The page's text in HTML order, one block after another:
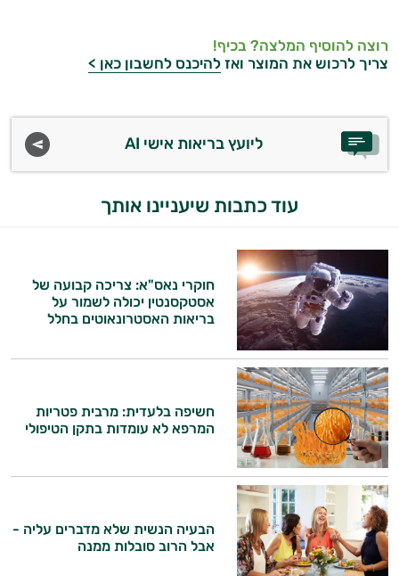
רוצה להוסיף המלצה? בכיף!
צריך לרכוש את המוצר ואז להיכנס לחשבון כאן >
ליועץ בריאות אישי AI
עוד כתבות שיעניינו אותך
חוקרי נאס"א: צריכה קבועה של
אסטקסנטין יכולה לשמור על
בריאות האסטרונאוטים בחלל
חשיפה בלעדית: מרבית פטריות
המרפא לא עומדות בתקן הטיפולי
הבעיה הנשית שלא מדברים עליה -
אבל הרוב סובלות ממנה